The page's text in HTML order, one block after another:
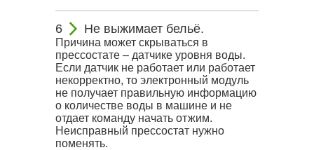
Не выжимает бельё.
Причина может скрываться в
прессостате – датчике уровня воды.
Если датчик не работает или работает
некорректно, то электронный модуль
не получает правильную информацию
о количестве воды в машине и не
отдает команду начать отжим.
Неисправный прессостат нужно
поменять.